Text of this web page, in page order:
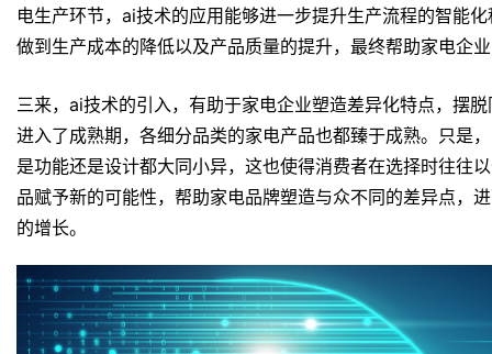
电生产环节，ai技术的应用能够进一步提升生产流程的智能
做到生产成本的降低以及产品质量的提升，最终帮助家电企
三来，ai技术的引入，有助于家电企业塑造差异化特点，摆
进入了成熟期，各细分品类的家电产品也都臻于成熟。只是
是功能还是设计都大同小异，这也使得消费者在选择时往往
品赋予新的可能性，帮助家电品牌塑造与众不同的差异点，
的增长。